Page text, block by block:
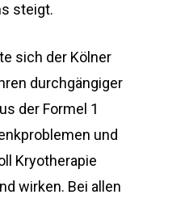
steigt.
sich der Kölner
durchgängiger
der Formel 1
und
Kryotherapie
wirken. Bei allen